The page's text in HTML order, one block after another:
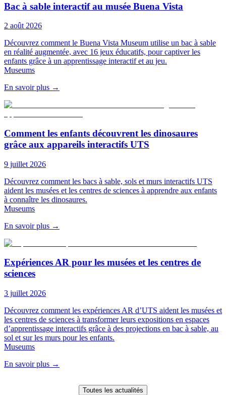
Bac à sable interactif au musée Buena Vista
2 août 2026
Découvrez comment le Buena Vista Museum utilise un bac à sable
en réalité augmentée, avec 16 jeux éducatifs, pour captiver les
enfants grâce à un apprentissage interactif et au jeu.
Museums
En savoir plus →
Comment les enfants découvrent les dinosaures
grâce aux appareils interactifs UTS
9 juillet 2026
Découvrez comment les bacs à sable, sols et murs interactifs UTS
aident les musées et les centres de sciences à apprendre aux enfants
à connaître les dinosaures.
Museums
En savoir plus →
Expériences AR pour les musées et les centres de
sciences
3 juillet 2026
Découvrez comment les expériences AR d’UTS aident les musées et
les centres de sciences à transformer leurs expositions en espaces
d’apprentissage interactifs grâce à des projections en bac à sable, au
sol et sur les murs pour les enfants.
Museums
En savoir plus →
Toutes les actualités